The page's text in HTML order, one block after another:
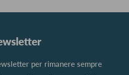
per rimanere sempre